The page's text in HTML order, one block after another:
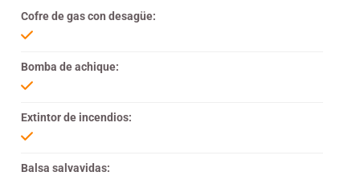
Cofre de gas con desagüe:
Bomba de achique:
Extintor de incendios:
Balsa salvavidas: